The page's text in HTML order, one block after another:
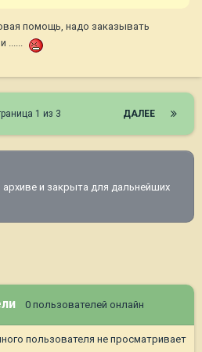
помощь, надо заказывать
......
ДАЛЕЕ
1 из 3
архиве и закрыта для дальнейших
0 пользователей онлайн
пользователя не просматривает